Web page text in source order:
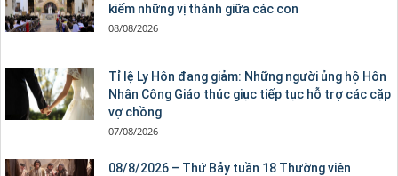
kiếm những vị thánh giữa các con
08/08/2026
Tỉ lệ Ly Hôn đang giảm: Những người ủng hộ Hôn
Nhân Công Giáo thúc giục tiếp tục hỗ trợ các cặp
vợ chồng
07/08/2026
08/8/2026 – Thứ Bảy tuần 18 Thường viên